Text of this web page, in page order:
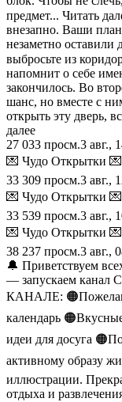
предмет... Читать
внезапно. Ваши
незаметно оставили
выбросьте из
напомнит о себе
закончилось. Во
шанс, но вместе с
открыть эту дверь,
далее
27 033 просм.3 авг.,
💌 Чудо Открытки
33 309 просм.3 авг.,
💌 Чудо Открытки
33 539 просм.3 авг.,
💌 Чудо Открытки
38 237 просм.3 авг.,
🔔 Приветствуем
— запускаем канал
КАНАЛЕ:
календарь
идеи для досуга
активному образу
иллюстрации.
отдыха и